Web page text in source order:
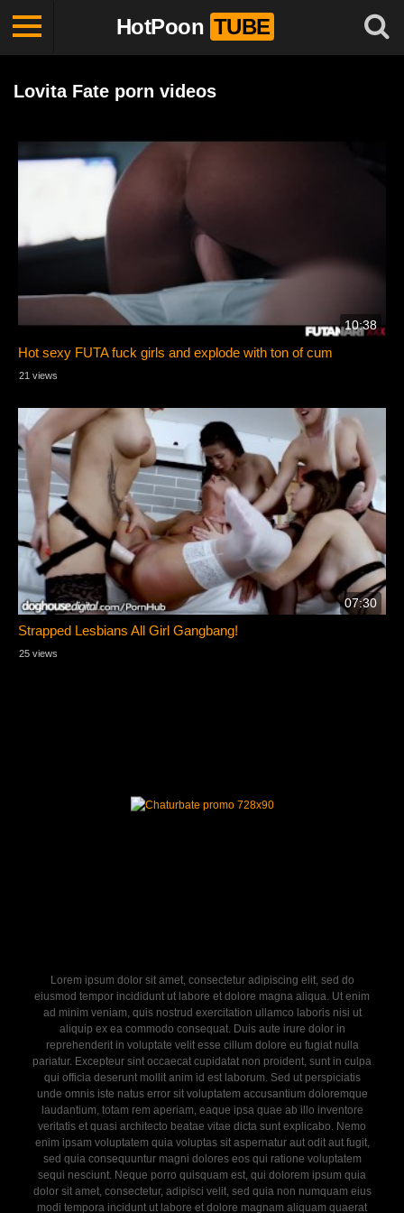
HotPoon TUBE
Lovita Fate porn videos
10:38
Hot sexy FUTA fuck girls and explode with ton of cum
21 views
07:30
Strapped Lesbians All Girl Gangbang!
25 views
Lorem ipsum dolor sit amet, consectetur adipiscing elit, sed do
eiusmod tempor incididunt ut labore et dolore magna aliqua. Ut enim
ad minim veniam, quis nostrud exercitation ullamco laboris nisi ut
aliquip ex ea commodo consequat. Duis aute irure dolor in
reprehenderit in voluptate velit esse cillum dolore eu fugiat nulla
pariatur. Excepteur sint occaecat cupidatat non proident, sunt in culpa
qui officia deserunt mollit anim id est laborum. Sed ut perspiciatis
unde omnis iste natus error sit voluptatem accusantium doloremque
laudantium, totam rem aperiam, eaque ipsa quae ab illo inventore
veritatis et quasi architecto beatae vitae dicta sunt explicabo. Nemo
enim ipsam voluptatem quia voluptas sit aspernatur aut odit aut fugit,
sed quia consequuntur magni dolores eos qui ratione voluptatem
sequi nesciunt. Neque porro quisquam est, qui dolorem ipsum quia
dolor sit amet, consectetur, adipisci velit, sed quia non numquam eius
modi tempora incidunt ut labore et dolore magnam aliquam quaerat